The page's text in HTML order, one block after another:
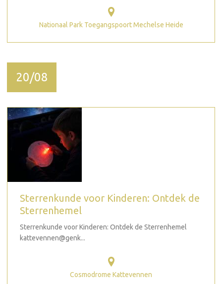
Nationaal Park Toegangspoort Mechelse Heide
20/08
Sterrenkunde voor Kinderen: Ontdek de
Sterrenhemel
Sterrenkunde voor Kinderen: Ontdek de Sterrenhemel
kattevennen@genk...
Cosmodrome Kattevennen